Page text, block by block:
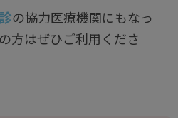
の協力医療機関にもなっ
方はぜひご利用くださ